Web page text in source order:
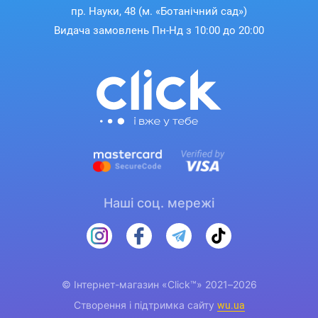
пр. Науки, 48 (м. «Ботанічний сад»)
Видача замовлень Пн-Нд з 10:00 до 20:00
Наші соц. мережі
© Інтернет-магазин «Click™» 2021–2026
Створення і підтримка сайту wu.ua